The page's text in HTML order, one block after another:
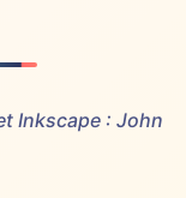
Inkscape : John